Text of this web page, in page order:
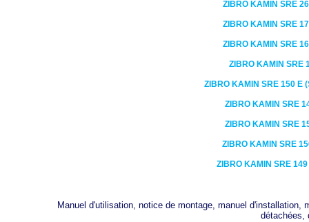
ZIBRO KAMIN SRE
ZIBRO KAMIN SRE
ZIBRO KAMIN SRE
ZIBRO KAMIN SRE
ZIBRO KAMIN SRE 150 E
ZIBRO KAMIN SRE
ZIBRO KAMIN SRE
ZIBRO KAMIN SRE
ZIBRO KAMIN SRE
Manuel d'utilisation, notice de montage, manuel
détachées,